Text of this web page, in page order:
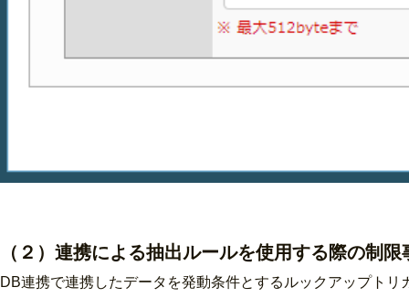
（２）連携による抽出ルールを使用する際の制限
DB連携で連携したデータを発動条件とするルックアップト